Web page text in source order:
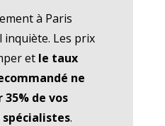
à Paris
inquiète. Les prix
et le taux
ne
de vos
spécialistes.